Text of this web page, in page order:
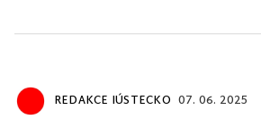
REDAKCE IÚSTECKO 07. 06. 2025